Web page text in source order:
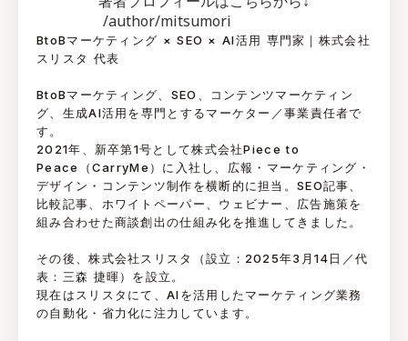
/author/mitsumori
BtoBマーケティング × SEO × AI活用 専門家｜株式会社
スリスタ 代表
BtoBマーケティング、SEO、コンテンツマーケティン
グ、生成AI活用を専門とするマーケター／事業責任者で
す。
2021年、新卒第1号として株式会社Piece to
Peace（CarryMe）に入社し、広報・マーケティング・
デザイン・コンテンツ制作を横断的に担当。SEO記事、
比較記事、ホワイトペーパー、ウェビナー、広告施策を
組み合わせた商談創出の仕組み化を推進してきました。
その後、株式会社スリスタ（設立：2025年3月14日／代
表：三森 捷暉）を設立。
現在はスリスタにて、AIを活用したマーケティング業務
の自動化・省力化に注力しています。